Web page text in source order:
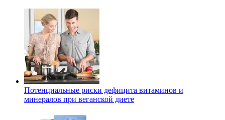
Потенциальные риски дефицита витаминов и
минералов при веганской диете